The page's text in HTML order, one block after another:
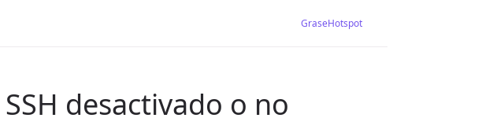
GraseHotspot
desactivado o no